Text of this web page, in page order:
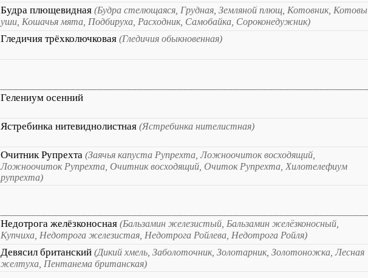
Будра плющевидная (Будра стелющаяся, Грудная, Земляной плющ, Котовник, Котовы
уши, Кошачья мята, Подбируха, Расходник, Самобайка, Сороконедужник)
Гледичия трёхколючковая (Гледичия обыкновенная)
Гелениум осенний
Ястребинка нитевиднолистная (Ястребинка нителистная)
Очитник Рупрехта (Заячья капуста Рупрехта, Ложноочиток восходящий,
Ложноочиток Рупрехта, Очитник восходящий, Очиток Рупрехта, Хилотелефиум
рупрехта)
Недотрога желёзконосная (Бальзамин железистый, Бальзамин желёзконосный,
Купчиха, Недотрога железистая, Недотрога Ройлева, Недотрога Ройля)
Девясил британский (Дикий хмель, Заболоточник, Золотарник, Золотоножка, Лесная
желтуха, Пентанема британская)